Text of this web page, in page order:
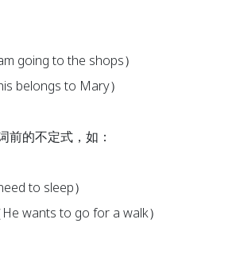
going to the shops）
belongs to Mary）
前的不定式，如：
to sleep）
wants to go for a walk）